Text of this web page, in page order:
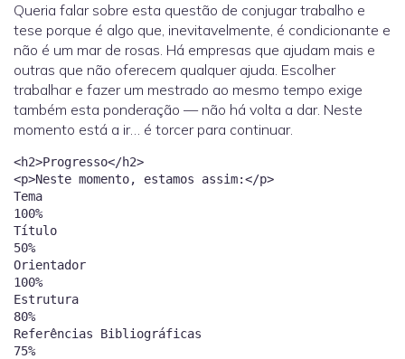
Queria falar sobre esta questão de conjugar trabalho e
tese porque é algo que, inevitavelmente, é condicionante e
não é um mar de rosas. Há empresas que ajudam mais e
outras que não oferecem qualquer ajuda. Escolher
trabalhar e fazer um mestrado ao mesmo tempo exige
também esta ponderação — não há volta a dar. Neste
momento está a ir… é torcer para continuar.
<h2>Progresso</h2>
<p>Neste momento, estamos assim:</p>
Tema
100%
Título
50%
Orientador
100%
Estrutura
80%
Referências Bibliográficas
75%